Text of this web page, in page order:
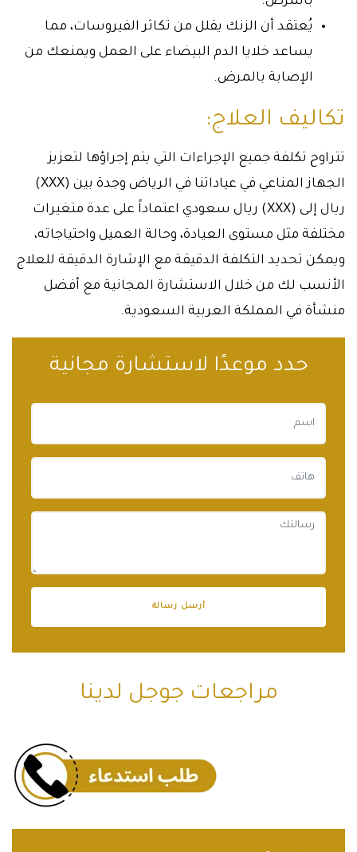
يُعتقد أن الزنك يقلل من تكاثر الفيروسات، مما
يساعد خلايا الدم البيضاء على العمل ويمنعك من
الإصابة بالمرض.
تكاليف العلاج:
تتراوح تكلفة جميع الإجراءات التي يتم إجراؤها لتعزيز
الجهاز المناعي في عياداتنا في الرياض وجدة بين (XXX)
ريال إلى (XXX) ريال سعودي اعتماداً على عدة متغيرات
مختلفة مثل مستوى العيادة، وحالة العميل واحتياجاته،
ويمكن تحديد التكلفة الدقيقة مع الإشارة الدقيقة للعلاج
الأنسب لك من خلال الاستشارة المجانية مع أفضل
منشأة في المملكة العربية السعودية.
حدد موعدًا لاستشارة مجانية
مراجعات جوجل لدينا